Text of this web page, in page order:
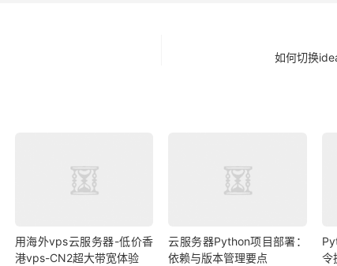
如何切换
用海外vps云服务器-低价香
港vps-CN2超大带宽体验
云服务器Python项目部署：
依赖与版本管理要点
令